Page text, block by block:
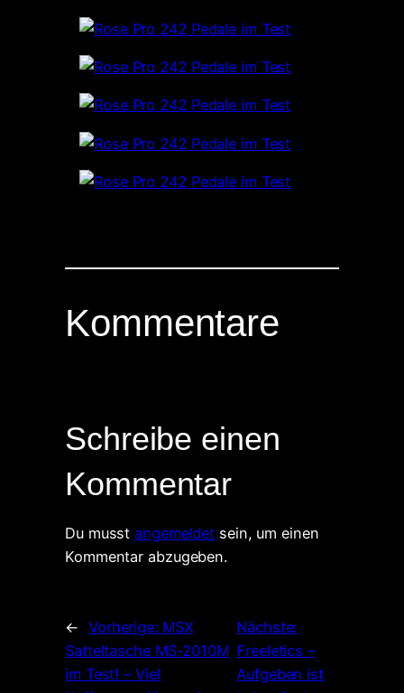
Kommentare
Schreibe einen
Kommentar
Du musstangemeldet sein, um einen
Kommentar abzugeben.
← Vorherige: MSX
Satteltasche MS-2010M
im Test! – Viel
Nächste:
Freeletics –
Aufgeben ist